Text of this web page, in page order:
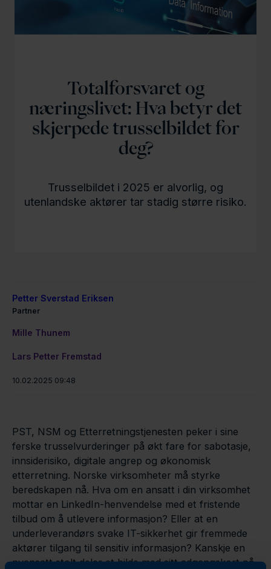
Totalforsvaret og
næringslivet: Hva betyr det
skjerpede trusselbildet for
deg?
Trusselbildet i 2025 er alvorlig, og
utenlandske aktører tar stadig større risiko.
Petter Sverstad Eriksen
Partner
Mille Thunem
Lars Petter Fremstad
10.02.2025 09:48
PST, NSM og Etterretningstjenesten peker i sine
ferske trusselvurderinger på økt fare for sabotasje,
innsiderisiko, digitale angrep og økonomisk
etterretning. Norske virksomheter må styrke
beredskapen nå. Hva om en ansatt i din virksomhet
mottar en LinkedIn-henvendelse med et fristende
tilbud om å utlevere informasjon? Eller at en
underleverandørs svake IT-sikkerhet gir fremmede
aktører tilgang til sensitiv informasjon? Kanskje en
nyansatt stolt deler et bilde med sitt adgangskort på